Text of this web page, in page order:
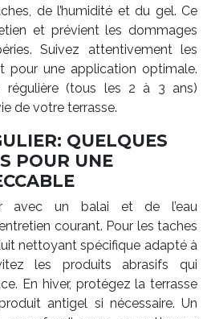
de l’humidité et du gel. Ce
et prévient les dommages
Suivez attentivement les
pour une application optimale.
régulière (tous les 2 à 3 ans)
de votre terrasse.
QUELQUES
POUR UNE
avec un balai et de l’eau
courant. Pour les taches
nettoyant spécifique adapté à
les produits abrasifs qui
En hiver, protégez la terrasse
antigel si nécessaire. Un